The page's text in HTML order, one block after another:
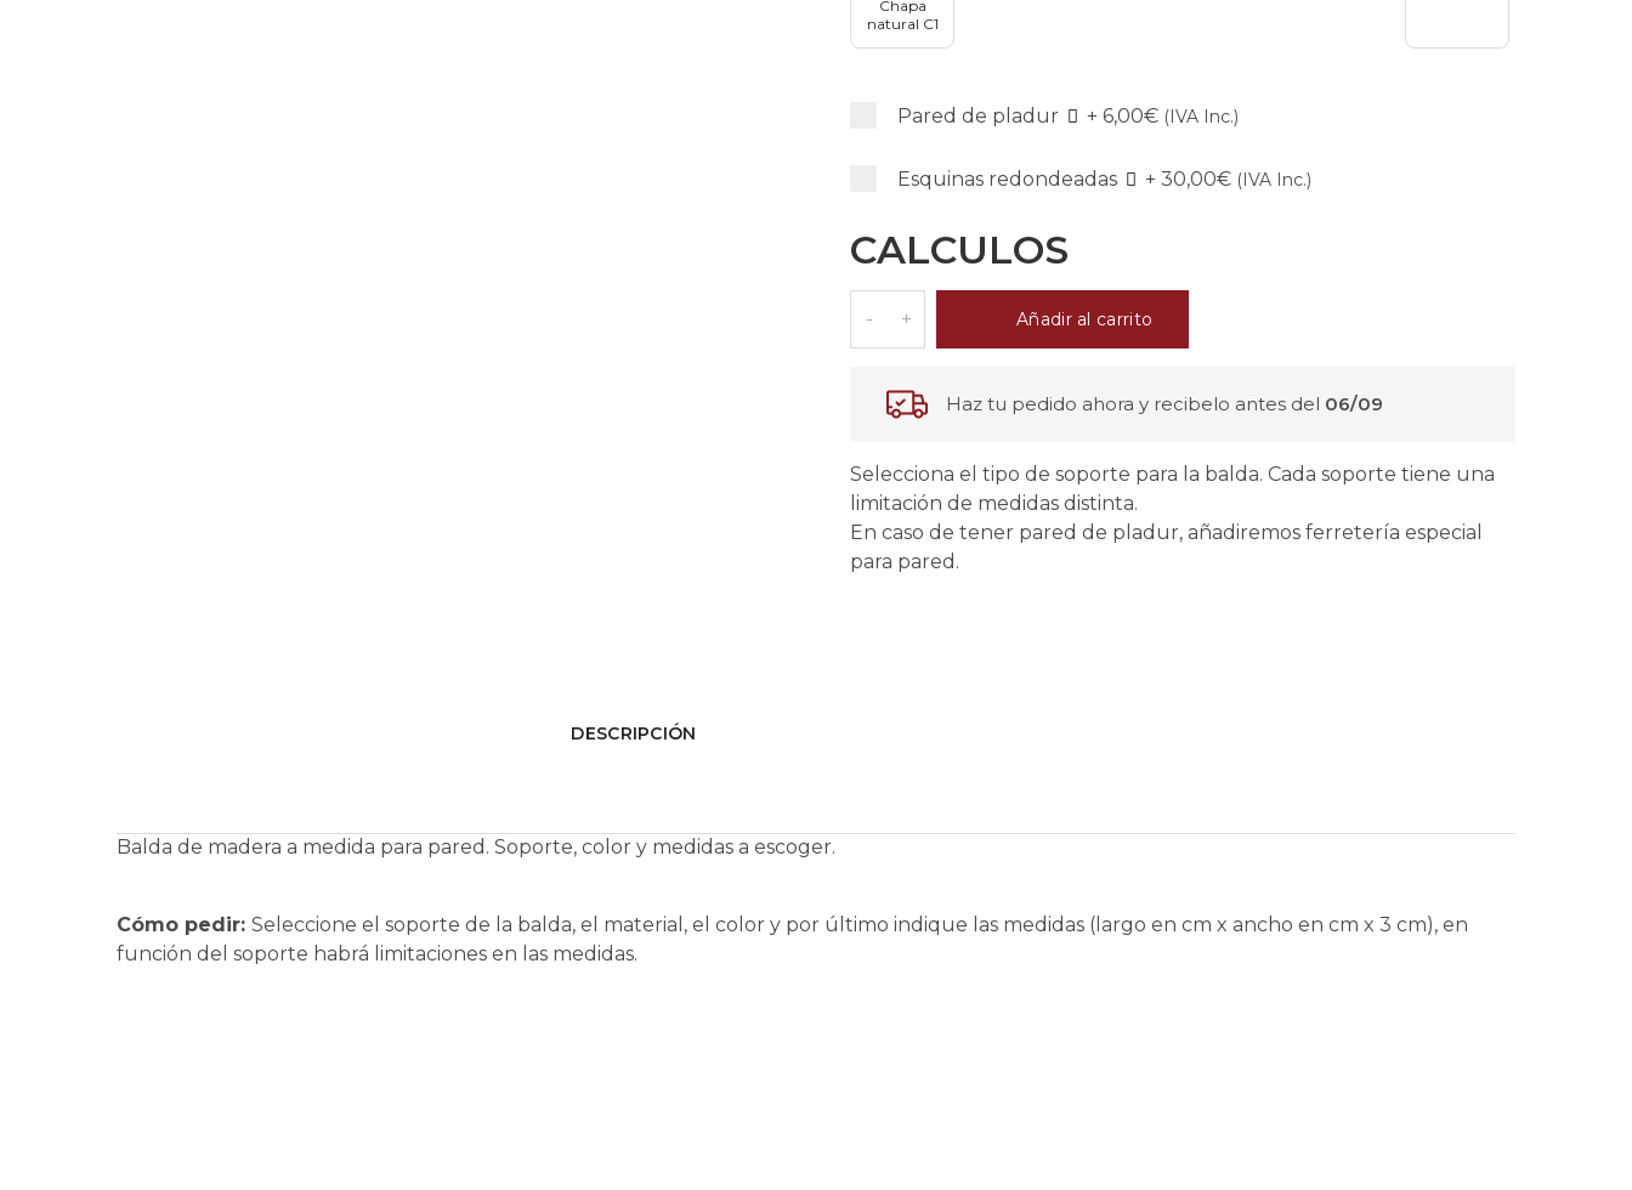
Chapa
natural C1
Pared de pladur + 6,00€ (IVA Inc.)
Esquinas redondeadas + 30,00€ (IVA Inc.)
CALCULOS
Añadir al carrito
Haz tu pedido ahora y recibelo antes del 06/09
Selecciona el tipo de soporte para la balda. Cada soporte tiene una
limitación de medidas distinta.
En caso de tener pared de pladur, añadiremos ferretería especial
para pared.
DESCRIPCIÓN
Balda de madera a medida para pared. Soporte, color y medidas a escoger.
Cómo pedir: Seleccione el soporte de la balda, el material, el color y por último indique las medidas (largo en cm x ancho en cm x 3 cm), en
función del soporte habrá limitaciones en las medidas.